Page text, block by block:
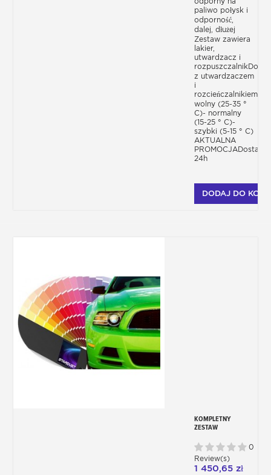
paliwo połysk i
odporność,
dalej, dłużej
Zestaw zawiera
lakier,
utwardzacz i
z utwardzaczem
i
rozcieńczalnikiem-
wolny (25-35 °
C)- normalny
(15-25 ° C)-
szybki (5-15 ° C)
AKTUALNA
PROMOCJADostawa
24h
DODAJ DO
KOMPLETNY
ZESTAW
ODCIEŃ
PRODUCENTA
0
Review(s)
1 450,65 zł